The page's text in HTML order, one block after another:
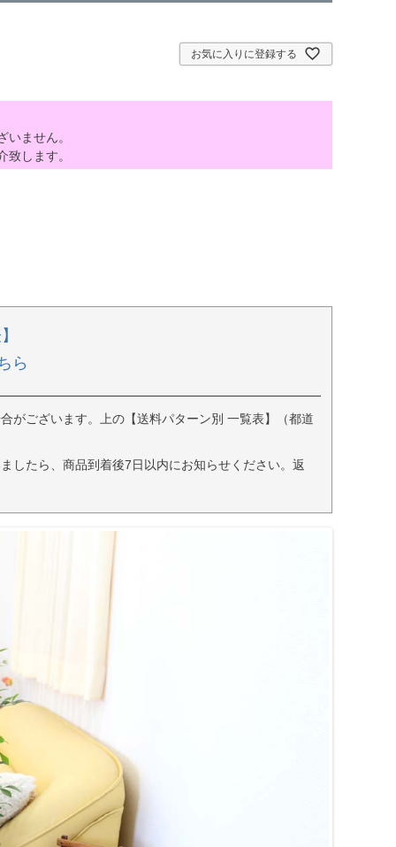
お気に入りに登録する
ません。
致します。
ら
がございます。上の【送料パターン別 一覧表】（都道
したら、商品到着後7日以内にお知らせください。返